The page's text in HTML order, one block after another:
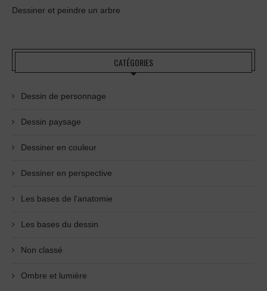
Dessiner et peindre un arbre
CATÉGORIES
Dessin de personnage
Dessin paysage
Dessiner en couleur
Dessiner en perspective
Les bases de l'anatomie
Les bases du dessin
Non classé
Ombre et lumière